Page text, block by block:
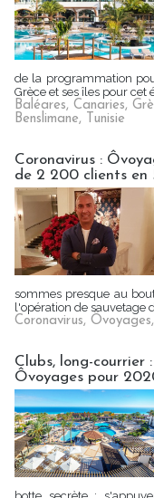
de la programmation
Grèce et ses îles pour cet
Baléares, Canaries,
Benslimane, Tunisie
Coronavirus :
de 2 200 clients en
sommes presque au
l'opération de sauvetage
Coronavirus, Ôvoyages,
Clubs, long-courrier
Ôvoyages pour